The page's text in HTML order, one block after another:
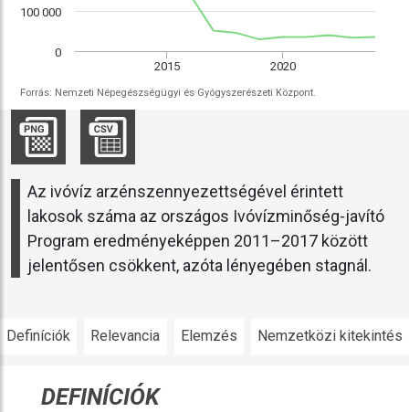
Forrás: Nemzeti Népegészségügyi és Gyógyszerészeti Központ.
2020
2015
0
100 000
Az ivóvíz arzénszennyezettségével érintett
lakosok száma az országos Ivóvízminőség-javító
Program eredményeképpen 2011–2017 között
jelentősen csökkent, azóta lényegében stagnál.
Definíciók Relevancia Elemzés Nemzetközi kitekintés
DEFINÍCIÓK